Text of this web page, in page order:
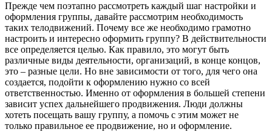
Прежде чем поэтапно рассмотреть каждый шаг настройки и
оформления группы, давайте рассмотрим необходимость
таких телодвижений. Почему все же необходимо грамотно
настроить и интересно оформить группу? В действительности
все определяется целью. Как правило, это могут быть
различные виды деятельности, организаций, в конце концов,
это – разные цели. Но вне зависимости от того, для чего она
создается, подойти к оформлению нужно со всей
ответственностью. Именно от оформления в большей степени
зависит успех дальнейшего продвижения. Люди должны
хотеть посещать вашу группу, а помочь с этим может не
только правильное ее продвижение, но и оформление.